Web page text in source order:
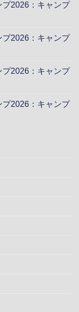
2026：キャンプ
2026：キャンプ
2026：キャンプ
2026：キャンプ